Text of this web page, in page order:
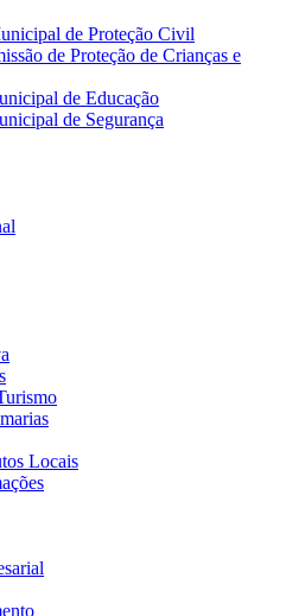
de Proteção Civil
de Proteção de Crianças e
de Educação
de Segurança
Locais